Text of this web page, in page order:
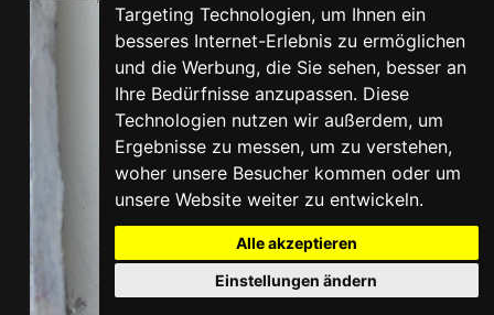
Targeting Technologien, um Ihnen ein
besseres Internet-Erlebnis zu ermöglichen
und die Werbung, die Sie sehen, besser an
Ihre Bedürfnisse anzupassen. Diese
Technologien nutzen wir außerdem, um
Ergebnisse zu messen, um zu verstehen,
woher unsere Besucher kommen oder um
unsere Website weiter zu entwickeln.
Alle akzeptieren
Einstellungen ändern